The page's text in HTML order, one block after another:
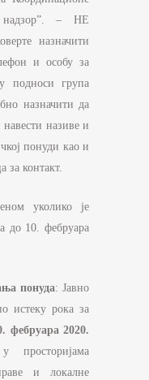
надзор”. – НЕ
назначити
и особу за
подноси група
назначити да
навести називе и
понуди као и
за контакт.
уколико је
до 10. фебруара
понуда: Јавно
истеку рока за
фебруара 2020.
у просторијама
и локалне